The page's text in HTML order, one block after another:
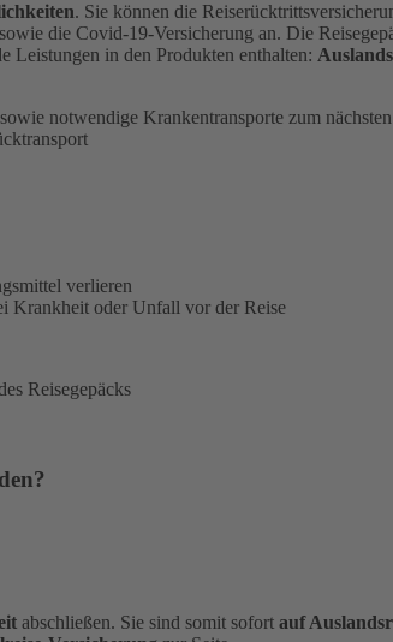
. Sie können die
die Covid-19-Versicherung an. Die
Leistungen in den Produkten enthalten:
notwendige Krankentransporte zum
verlieren
Krankheit oder Unfall vor der Reise
Reisegepäcks
abschließen. Sie sind somit sofort auf